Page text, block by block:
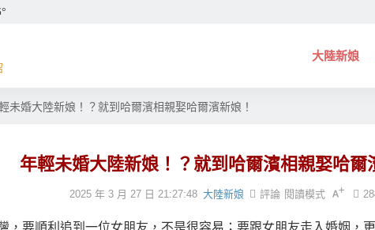
大陸新娘
未婚大陸新娘！？就到哈爾濱相親娶哈爾濱新娘！
年輕未婚大陸新娘！？就到哈爾濱相親娶哈爾
2025 年 3 月 27 日 21:27:48 大陸新娘 評論 閱讀模式